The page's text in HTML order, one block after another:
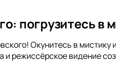
погрузитесь в
Окунитесь в мистику
и режиссёрское видение